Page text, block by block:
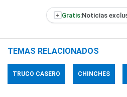
+ Gratis:Noticias
TEMAS RELACIONADOS
TRUCO CASERO CHINCHES